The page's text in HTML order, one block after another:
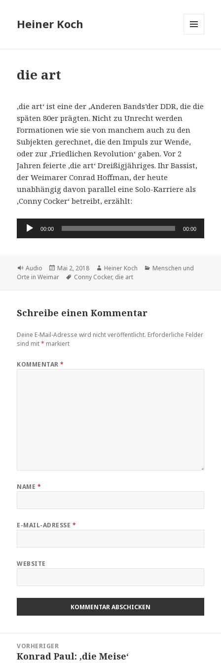
Heiner Koch
die art
‚die art‘ ist eine der ‚Anderen Bands’der DDR, die die
späten 80er prägten. Nicht zu Unrecht werden
Formationen wie sie von manchem auch zu den
Subjekten gerechnet, die den Impuls zur Wende,
oder zur ‚Friedlichen Revolution‘ gaben. Vor 2
Jahren feierte ‚die art‘ Dreißigjähriges. Ihr Bassist,
der Weimarer Conrad Hoffman, der heute
unabhängig davon parallel eine Solo-Karriere als
‚Conny Cocker‘ betreibt, erzählt:
Audio-
Player
00:00 00:00
Format
Audio
Veröffentlicht
am
Mai 2, 2018 Autor
Heiner Koch Kategorien
Menschen und
Orte in Weimar
Schlagwörter
Conny Cocker, die art
Schreibe einen Kommentar
Deine E-Mail-Adresse wird nicht veröffentlicht. Erforderliche Felder
sind mit* markiert
KOMMENTAR*
NAME *
E-MAIL-ADRESSE *
WEBSITE
VORHERIGER
Vorheriger
Konrad Paul: ‚die Meise‘